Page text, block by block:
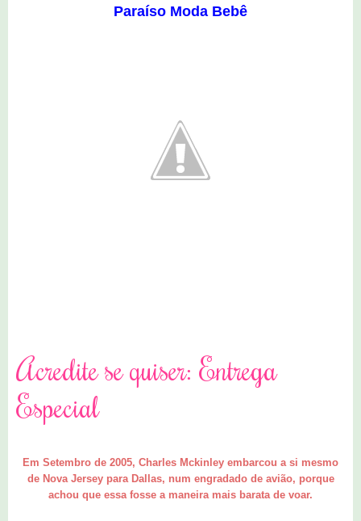
Paraíso Moda Bebê
Acredite se quiser: Entrega
Especial
Em Setembro de 2005, Charles Mckinley embarcou a si mesmo
de Nova Jersey para Dallas, num engradado de avião, porque
achou que essa fosse a maneira mais barata de voar.